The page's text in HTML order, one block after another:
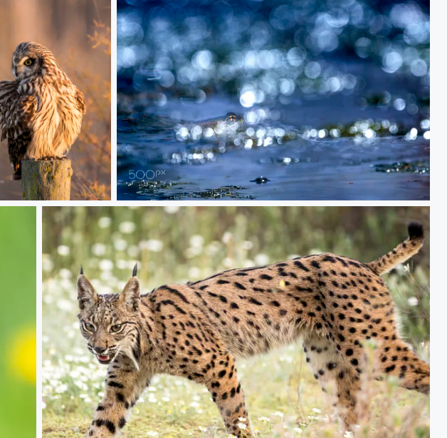
20180113 Doñana - 1029 20180528 Doñana - 066